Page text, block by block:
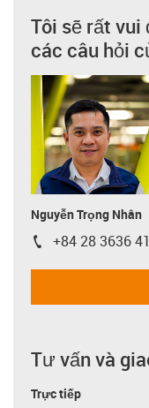
Tôi sẽ rất
các câu hỏi
Nguyễn Trọng Nhân
igus-icon-phone
+84 28 3636
Tư vấn và
Trực tiếp